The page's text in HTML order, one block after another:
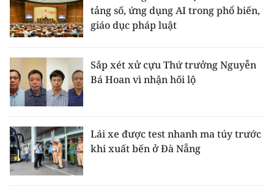
tảng số, ứng dụng AI trong phổ biến,
giáo dục pháp luật
Sắp xét xử cựu Thứ trưởng Nguyễn
Bá Hoan vì nhận hối lộ
Lái xe được test nhanh ma túy trước
khi xuất bến ở Đà Nẵng